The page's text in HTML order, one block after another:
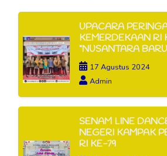
UPACARA
KEMERDEKAAN RI
"NUSANTARA
17 Agustus 2024
Admin
SENAM LINE
NEGERI KAMPAK
RI KE-79